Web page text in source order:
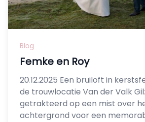
Blog
Femke en Roy
20.12.2025 Een bruiloft in
de trouwlocatie Van der Valk
getrakteerd op een mist over
achtergrond voor een